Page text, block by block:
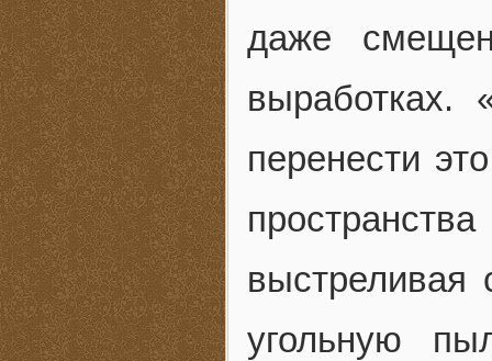
даже
выработках.
перенести
выстреливая
угольную